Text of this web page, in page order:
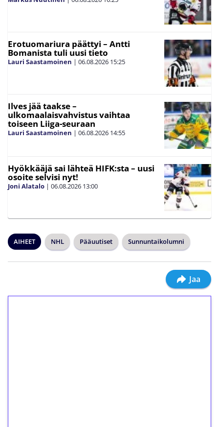
Erotuomariura päättyi – Antti
Bomanista tuli uusi tieto
Lauri Saastamoinen | 06.08.2026 15:25
Ilves jää taakse –
ulkomaalaisvahvistus vaihtaa
toiseen Liiga-seuraan
Lauri Saastamoinen | 06.08.2026 14:55
Hyökkääjä sai lähteä HIFK:sta – uusi
osoite selvisi nyt!
Joni Alatalo | 06.08.2026 13:00
AIHEET NHL Pääuutiset Sunnuntaikolumni
Jaa